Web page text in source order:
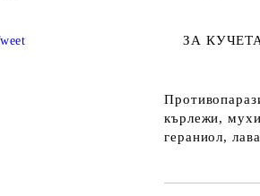
ЗА
кърлежи,
гераниол,